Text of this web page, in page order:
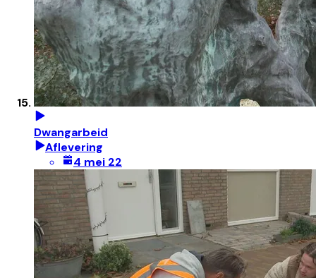
Dwangarbeid
Aflevering
4 mei 22